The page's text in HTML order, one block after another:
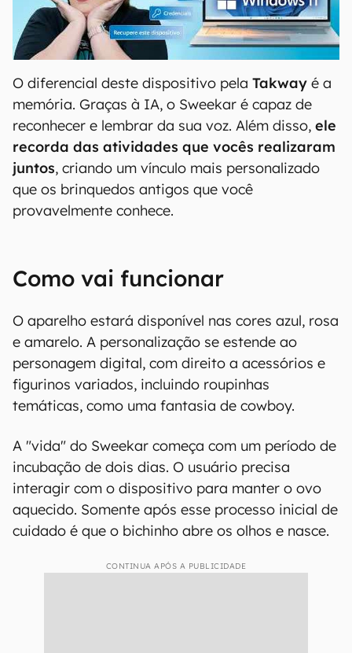
00:00 04:52
O diferencial deste dispositivo pela Takway é a
memória. Graças à IA, o Sweekar é capaz de
reconhecer e lembrar da sua voz. Além disso, ele
recorda das atividades que vocês realizaram
juntos, criando um vínculo mais personalizado
que os brinquedos antigos que você
provavelmente conhece.
Como vai funcionar
O aparelho estará disponível nas cores azul, rosa
e amarelo. A personalização se estende ao
personagem digital, com direito a acessórios e
figurinos variados, incluindo roupinhas
temáticas, como uma fantasia de cowboy.
A "vida" do Sweekar começa com um período de
incubação de dois dias. O usuário precisa
interagir com o dispositivo para manter o ovo
aquecido. Somente após esse processo inicial de
cuidado é que o bichinho abre os olhos e nasce.
CONTINUA APÓS A PUBLICIDADE